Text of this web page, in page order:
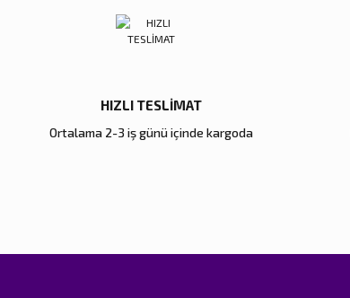
Bu ürüne benzer farklı alternatifler olmalı.
HIZLI TESLİMAT
Ortalama 2-3 iş günü içinde kargoda